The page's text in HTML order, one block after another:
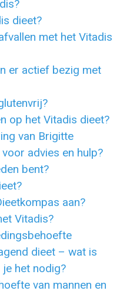
dieet?
met het Vitadis
er actief bezig met
op het Vitadis dieet?
van Brigitte
advies en hulp?
bent?
aan?
Vitadis?
dieet – wat is
je het nodig?
van mannen en